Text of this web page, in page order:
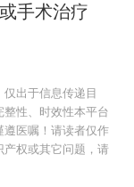
手术治疗
出于信息传递目
性、时效性本平台
医嘱！请读者仅作
权或其它问题，请